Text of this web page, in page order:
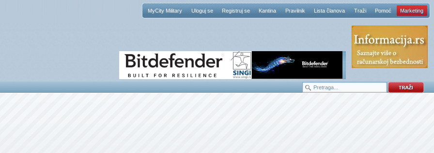
MyCity Military Uloguj se Registruj se Kantina Pravilnik Lista članova Traži Pomoć Marketing